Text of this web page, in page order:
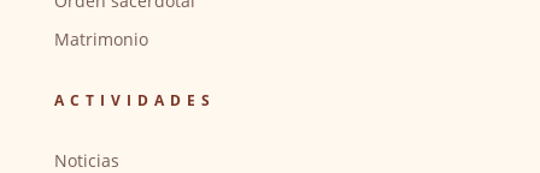
Matrimonio
ACTIVIDADES
Noticias